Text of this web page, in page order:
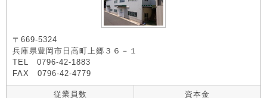
〒669-5324
兵庫県豊岡市日高町上郷３６－１
TEL 0796-42-1883
FAX 0796-42-4779
従業員数 資本金